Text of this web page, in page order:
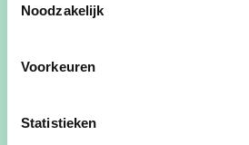
Noodzakelijk
Voorkeuren
Statistieken
De gemeente Leopoldsburg
heeft tot doel de
te bevorderen en de
waarderen.